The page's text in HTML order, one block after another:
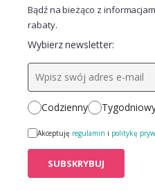
Bądź na bieżąco z
rabaty.
Wybierz newsletter:
Codzienny
Akceptuję regulamin i politykę